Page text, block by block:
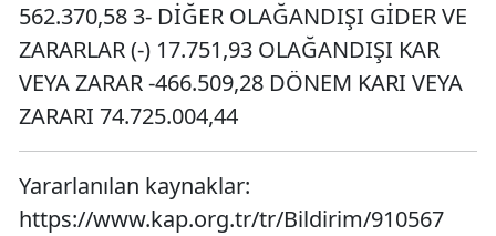
562.370,58 3- DİĞER OLAĞANDIŞI GİDER VE
ZARARLAR (-) 17.751,93 OLAĞANDIŞI KAR
VEYA ZARAR -466.509,28 DÖNEM KARI VEYA
ZARARI 74.725.004,44
Yararlanılan kaynaklar:
https://www.kap.org.tr/tr/Bildirim/910567